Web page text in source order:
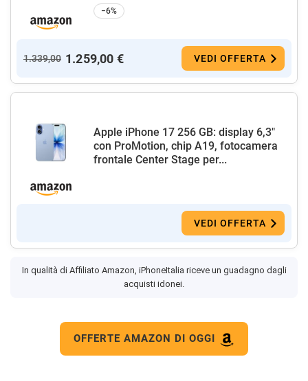
−6%
1.339,00 1.259,00 € VEDI OFFERTA
Apple iPhone 17 256 GB: display 6,3"
con ProMotion, chip A19, fotocamera
frontale Center Stage per...
VEDI OFFERTA
In qualità di Affiliato Amazon, iPhoneItalia riceve un guadagno dagli
acquisti idonei.
OFFERTE AMAZON DI OGGI